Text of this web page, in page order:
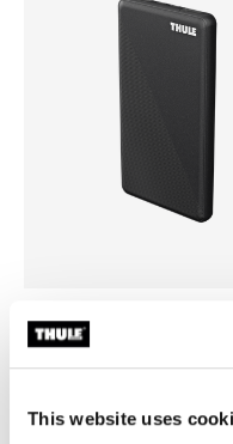
This website uses
Thule power bank 10k
banco de energía